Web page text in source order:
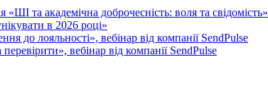
та академічна доброчесність: воля та свідомість»
в 2026 році»
до лояльності», вебінар від компанії SendPulse
вебінар від компанії SendPulse